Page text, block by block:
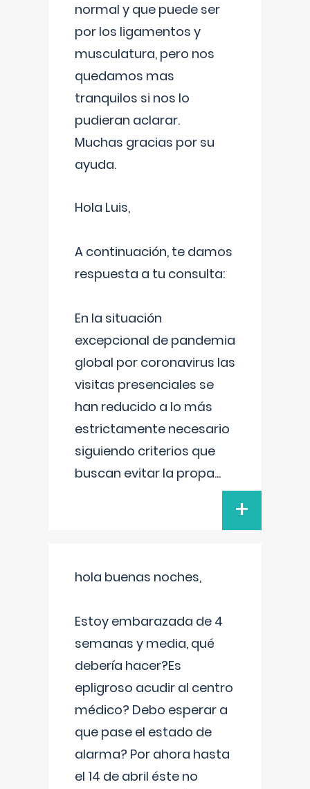
normal y que puede ser
por los ligamentos y
musculatura, pero nos
quedamos mas
tranquilos si nos lo
pudieran aclarar.
Muchas gracias por su
ayuda.
Hola Luis,
A continuación, te damos
respuesta a tu consulta:
En la situación
excepcional de pandemia
global por coronavirus las
visitas presenciales se
han reducido a lo más
estrictamente necesario
siguiendo criterios que
buscan evitar la propa...
+
hola buenas noches,
Estoy embarazada de 4
semanas y media, qué
debería hacer?Es
epligroso acudir al centro
médico? Debo esperar a
que pase el estado de
alarma? Por ahora hasta
el 14 de abril éste no